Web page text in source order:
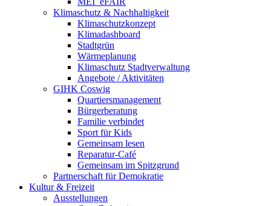
Klimaschutz & Nachhaltigkeit
Klimaschutzkonzept
Klimadashboard
Stadtgrün
Wärmeplanung
Klimaschutz Stadtverwaltung
Angebote / Aktivitäten
GIHK Coswig
Quartiersmanagement
Bürgerberatung
Familie verbindet
Sport für Kids
Gemeinsam lesen
Reparatur-Café
Gemeinsam im Spitzgrund
Partnerschaft für Demokratie
Kultur & Freizeit
Ausstellungen